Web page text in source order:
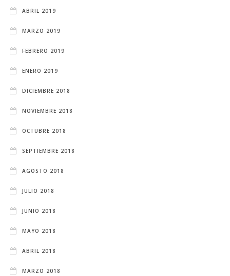
ABRIL 2019
MARZO 2019
FEBRERO 2019
ENERO 2019
DICIEMBRE 2018
NOVIEMBRE 2018
OCTUBRE 2018
SEPTIEMBRE 2018
AGOSTO 2018
JULIO 2018
JUNIO 2018
MAYO 2018
ABRIL 2018
MARZO 2018